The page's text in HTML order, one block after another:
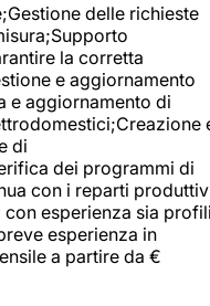
delle richieste
la corretta
e aggiornamento
aggiornamento di
di
dei programmi di
con i reparti
esperienza sia
esperienza in
a partire da €